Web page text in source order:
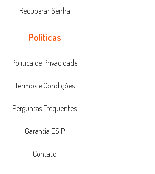
Recuperar Senha
Políticas
Politica de Privacidade
Termos e Condições
Perguntas Frequentes
Garantia ESIP
Contato